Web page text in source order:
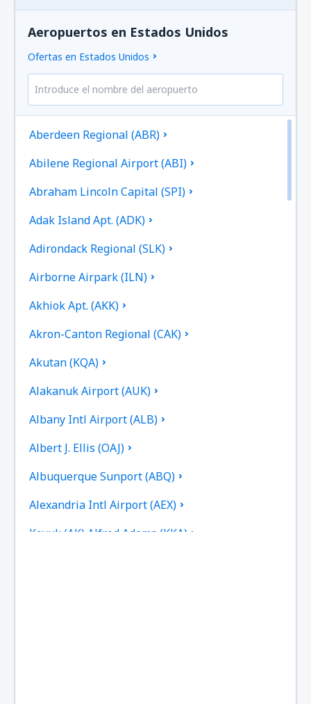
Aeropuertos en Estados Unidos
Ofertas en Estados Unidos
Aberdeen Regional (ABR)
Abilene Regional Airport (ABI)
Abraham Lincoln Capital (SPI)
Adak Island Apt. (ADK)
Adirondack Regional (SLK)
Airborne Airpark (ILN)
Akhiok Apt. (AKK)
Akron-Canton Regional (CAK)
Akutan (KQA)
Alakanuk Airport (AUK)
Albany Intl Airport (ALB)
Albert J. Ellis (OAJ)
Albuquerque Sunport (ABQ)
Alexandria Intl Airport (AEX)
Koyuk (AK) Alfred Adams (KKA)